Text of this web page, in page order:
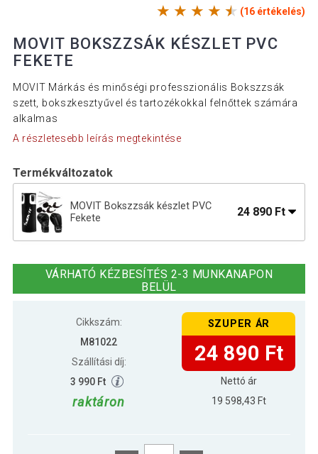
(16 értékelés)
MOVIT BOKSZZSÁK KÉSZLET PVC
FEKETE
MOVIT Márkás és minőségi professzionális Bokszzsák
szett, bokszkesztyűvel és tartozékokkal felnőttek számára
alkalmas
A részletesebb leírás megtekintése
Termékváltozatok
MOVIT Bokszzsák készlet PVC
Fekete
24 890 Ft
26 590 Ft
VÁRHATÓ KÉZBESÍTÉS 2-3 MUNKANAPON
BELÜL
Cikkszám:
M81022
Szállítási díj:
3 990 Ft
raktáron
SZUPER ÁR
24 890 Ft
Nettó ár
19 598,43 Ft